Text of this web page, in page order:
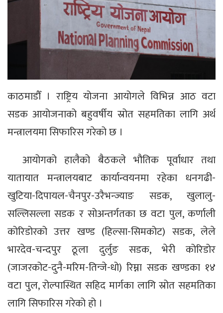
काठमाडौँ । राष्ट्रिय योजना आयोगले विभिन्न आठ वटा
सडक आयोजनाको बहुवर्षीय स्रोत सहमतिका लागि अर्थ
मन्त्रालयमा सिफारिस गरेको छ ।
आयोगको हालैको बैठकले भौतिक पूर्वाधार तथा
यातायात मन्त्रालयबाट कार्यान्वयनमा रहेका धनगढी-
खुटिया-दिपायल-चैनपुर-उरैभन्ज्याङ सडक, खुलालु-
सल्लिसल्ला सडक र सोअन्तर्गतका छ वटा पुल, कर्णाली
कोरिडोरको उत्तर खण्ड (हिल्सा-सिमकोट) सडक, लेले
भारदेव-चन्दपुर ठूला दुर्लुङ सडक, भेरी कोरिडोर
(जाजरकोट-दुनै-मरिम-तिन्जे-धो) रिम्ना सडक खण्डका १४
वटा पुल, रोल्पास्थित सहिद मार्गका लागि स्रोत सहमतिका
लागि सिफारिस गरेको हो ।